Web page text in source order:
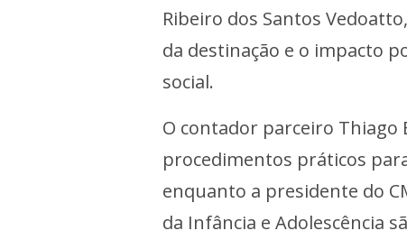
Ribeiro dos Santos
da destinação e o impacto
social.
O contador parceiro
procedimentos práticos
enquanto a presidente do
da Infância e Adolescência